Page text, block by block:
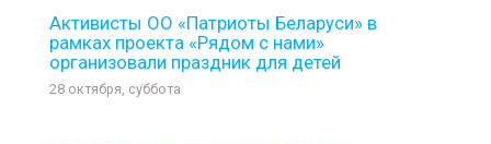
Активисты ОО «Патриоты Беларуси» в
рамках проекта «Рядом с нами»
организовали праздник для детей
28 октября, суббота